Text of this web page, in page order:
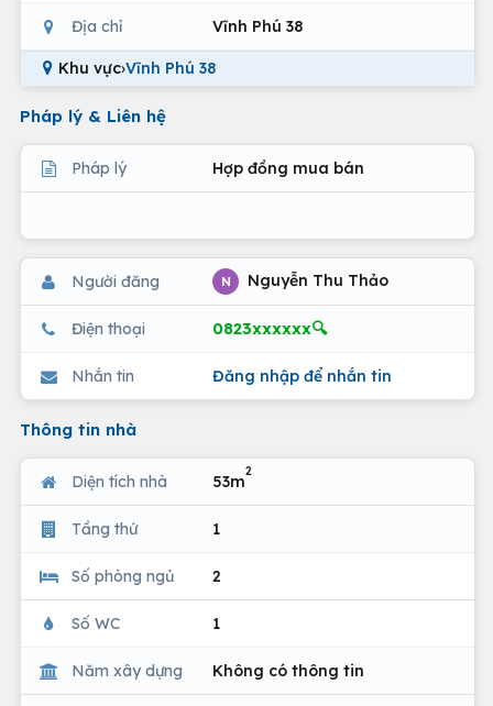
Địa chỉ Vĩnh Phú 38
Khu vực›Vĩnh Phú 38
Pháp lý & Liên hệ
Pháp lý Hợp đồng mua bán
Người đăng N Nguyễn Thu Thảo
Điện thoại 0823xxxxxx🔍
Nhắn tin Đăng nhập để nhắn tin
Thông tin nhà
Diện tích nhà 53m
2
Tầng thứ 1
Số phòng ngủ 2
Số WC 1
Năm xây dựng Không có thông tin